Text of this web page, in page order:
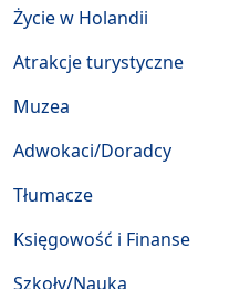
Życie w Holandii
Atrakcje turystyczne
Muzea
Adwokaci/Doradcy
Tłumacze
Księgowość i Finanse
Szkoły/Nauka